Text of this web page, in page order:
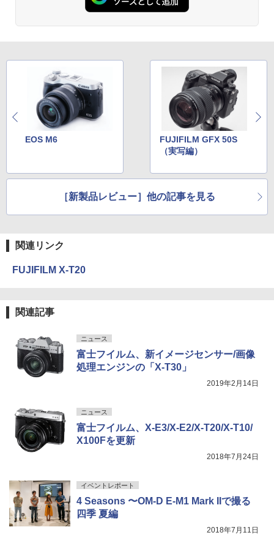
EOS M6
FUJIFILM GFX 50S
（実写編）
［新製品レビュー］他の記事を見る
関連リンク
FUJIFILM X-T20
関連記事
ニュース
富士フイルム、新イメージセンサー/画像
処理エンジンの「X-T30」
2019年2月14日
ニュース
富士フイルム、X-E3/X-E2/X-T20/X-T10/
X100Fを更新
2018年7月24日
イベントレポート
4 Seasons 〜OM-D E-M1 Mark IIで撮る
四季 夏編
2018年7月11日